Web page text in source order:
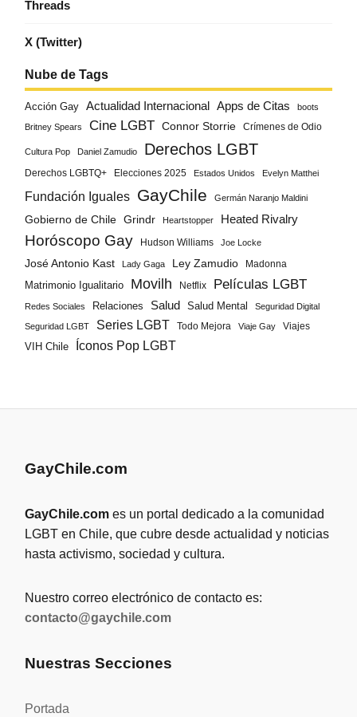
Threads
X (Twitter)
Nube de Tags
Acción Gay Actualidad Internacional Apps de Citas boots
Britney Spears Cine LGBT Connor Storrie Crímenes de Odio
Cultura Pop Daniel Zamudio Derechos LGBT
Derechos LGBTQ+ Elecciones 2025 Estados Unidos Evelyn Matthei
Fundación Iguales GayChile Germán Naranjo Maldini
Gobierno de Chile Grindr Heartstopper Heated Rivalry
Horóscopo Gay Hudson Williams Joe Locke
José Antonio Kast Lady Gaga Ley Zamudio Madonna
Matrimonio Igualitario Movilh Netflix Películas LGBT
Redes Sociales Relaciones Salud Salud Mental Seguridad Digital
Seguridad LGBT Series LGBT Todo Mejora Viaje Gay
Viajes
VIH Chile
Íconos Pop LGBT
GayChile.com
GayChile.com es un portal dedicado a la comunidad
LGBT en Chile, que cubre desde actualidad y noticias
hasta activismo, sociedad y cultura.
Nuestro correo electrónico de contacto es:
contacto@gaychile.com
Nuestras Secciones
Portada